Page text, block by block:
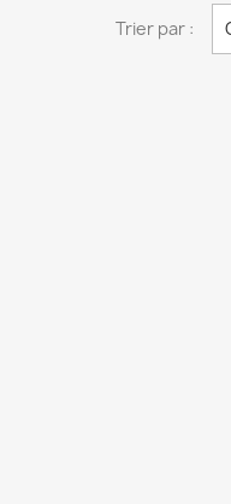
Trier par :